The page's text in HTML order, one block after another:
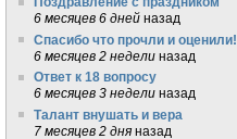
6 месяцев 6 дней назад
Спасибо что прочли и оценили!
6 месяцев 2 недели назад
Ответ к 18 вопросу
6 месяцев 3 недели назад
Талант внушать и вера
7 месяцев 2 дня назад